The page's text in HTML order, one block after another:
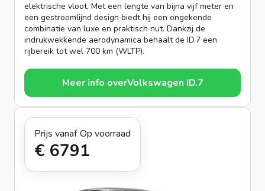
elektrische vloot. Met een lengte van bijna vijf meter en
een gestroomlijnd design biedt hij een ongekende
combinatie van luxe en praktisch nut. Dankzij de
indrukwekkende aerodynamica behaalt de ID.7 een
rijbereik tot wel 700 km (WLTP).
Meer info overVolkswagen ID.7
Prijs vanaf
€ 679
Op voorraad
1